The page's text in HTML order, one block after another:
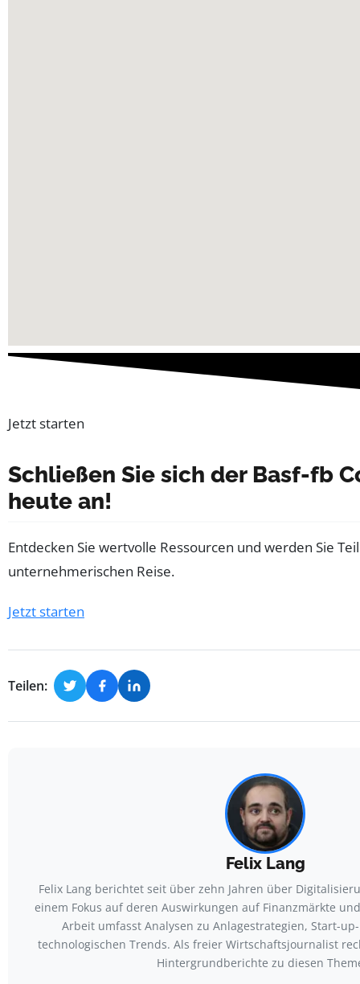
Jetzt starten
Schließen Sie sich der Basf-fb
heute an!
Entdecken Sie wertvolle Ressourcen und werden Sie
unternehmerischen Reise.
Jetzt starten
Teilen:
Felix Lang
Felix Lang berichtet seit über zehn Jahren über
einem Fokus auf deren Auswirkungen auf Finanzmärkte
Arbeit umfasst Analysen zu Anlagestrategien, Start-
technologischen Trends. Als freier Wirtschaftsjournalist
Hintergrundberichte zu diesen